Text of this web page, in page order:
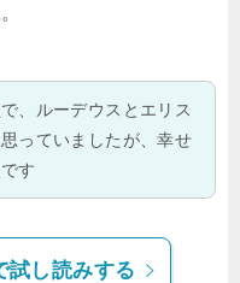
、ルーデウスとエリス
っていましたが、幸せ
す
試し読みする